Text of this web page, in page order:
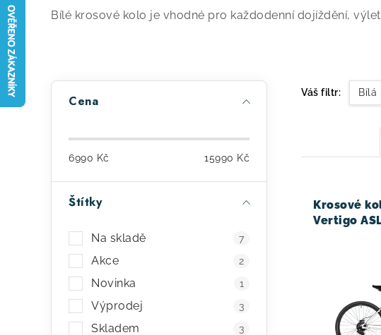
Bílé krosové kolo je vhodné pro každodenní dojíždění,
P
t
Cena
6990 Kč 15990 Kč
Štítky
Na skladě 7
Akce 2
Novinka 1
Výprodej 3
Skladem 3
Váš filtr: Bílá
a
V
Krosové
Vertigo